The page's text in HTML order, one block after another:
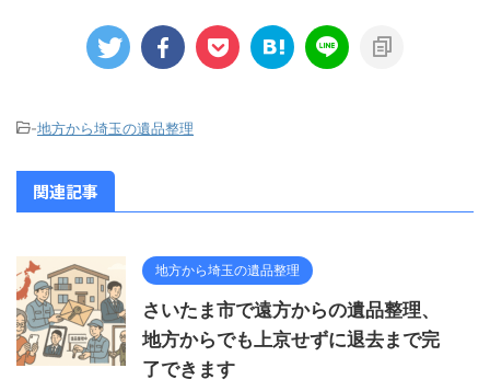
-地方から埼玉の遺品整理
関連記事
地方から埼玉の遺品整理
さいたま市で遠方からの遺品整理、
地方からでも上京せずに退去まで完
了できます